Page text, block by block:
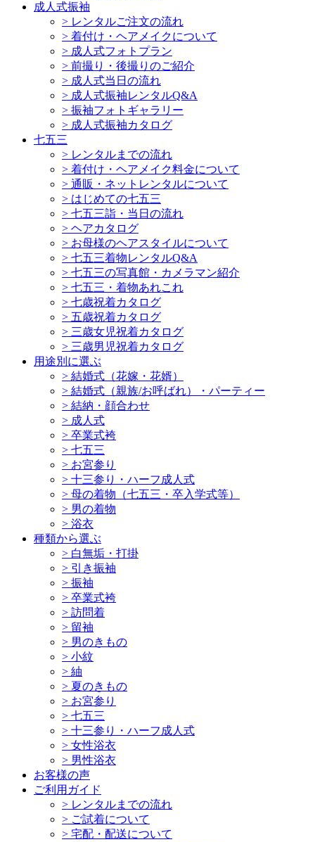
成人式振袖
> レンタルご注文の流れ
> 着付け・ヘアメイクについて
> 成人式フォトプラン
> 前撮り・後撮りのご紹介
> 成人式当日の流れ
> 成人式振袖レンタルQ&A
> 振袖フォトギャラリー
> 成人式振袖カタログ
七五三
> レンタルまでの流れ
> 着付け・ヘアメイク料金について
> 通販・ネットレンタルについて
> はじめての七五三
> 七五三詣・当日の流れ
> ヘアカタログ
> お母様のヘアスタイルについて
> 七五三着物レンタルQ&A
> 七五三の写真館・カメラマン紹介
> 七五三・着物あれこれ
> 七歳祝着カタログ
> 五歳祝着カタログ
> 三歳女児祝着カタログ
> 三歳男児祝着カタログ
用途別に選ぶ
> 結婚式（花嫁・花婿）
> 結婚式（親族/お呼ばれ）・パーティー
> 結納・顔合わせ
> 成人式
> 卒業式袴
> 七五三
> お宮参り
> 十三参り・ハーフ成人式
> 母の着物（七五三・卒入学式等）
> 男の着物
> 浴衣
種類から選ぶ
> 白無垢・打掛
> 引き振袖
> 振袖
> 卒業式袴
> 訪問着
> 留袖
> 男のきもの
> 小紋
> 紬
> 夏のきもの
> お宮参り
> 七五三
> 十三参り・ハーフ成人式
> 女性浴衣
> 男性浴衣
お客様の声
ご利用ガイド
> レンタルまでの流れ
> ご試着について
> 宅配・配送について